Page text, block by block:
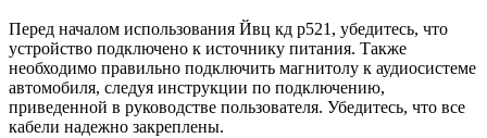
Перед началом использования Йвц кд р521, убедитесь, что
устройство подключено к источнику питания. Также
необходимо правильно подключить магнитолу к аудиосистеме
автомобиля, следуя инструкции по подключению,
приведенной в руководстве пользователя. Убедитесь, что все
кабели надежно закреплены.